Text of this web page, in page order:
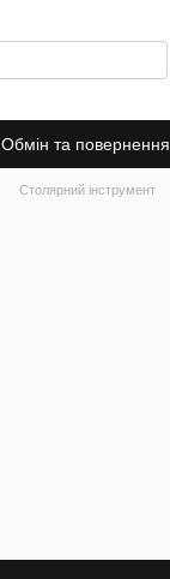
Обмін та повернення
Столярний інструмент